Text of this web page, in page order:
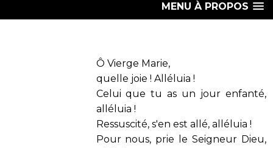
MENU À PROPOS
Ô Vierge Marie,
quelle joie ! Alléluia !
Celui que tu as un jour enfanté,
alléluia !
Ressuscité, s'en est allé, alléluia !
Pour nous, prie le Seigneur Dieu,